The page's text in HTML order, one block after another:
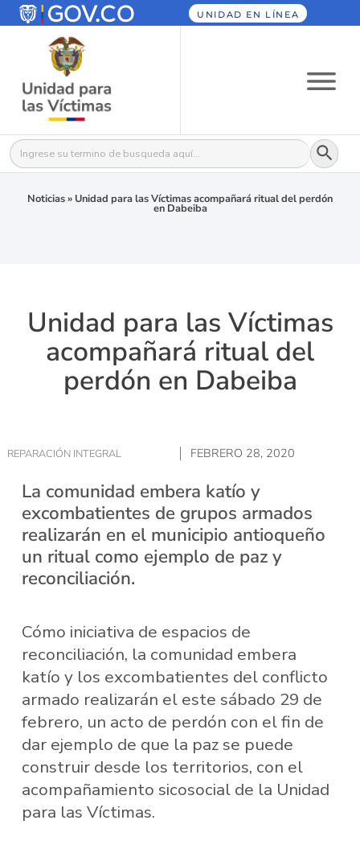
UNIDAD EN LÍNEA
Buscar: Botón
Noticias» Unidad para las Víctimas acompañará ritual del perdón
en Dabeiba
Unidad para las Víctimas
acompañará ritual del
perdón en Dabeiba
REPARACIÓN INTEGRAL FEBRERO 28, 2020
La comunidad embera katío y
excombatientes de grupos armados
realizarán en el municipio antioqueño
un ritual como ejemplo de paz y
reconciliación.
Cómo iniciativa de espacios de
reconciliación, la comunidad embera
katío y los excombatientes del conflicto
armado realizarán el este sábado 29 de
febrero, un acto de perdón con el fin de
dar ejemplo de que la paz se puede
construir desde los territorios, con el
acompañamiento sicosocial de la Unidad
para las Víctimas.